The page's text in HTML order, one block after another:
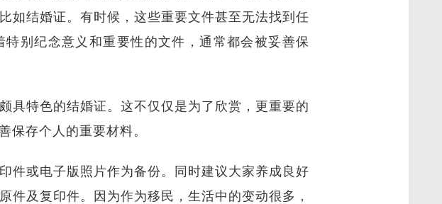
如结婚证。有时候，这些重要文件甚至无法找到任
别纪念意义和重要性的文件，通常都会被妥善保
具特色的结婚证。这不仅仅是为了欣赏，更重要的
保存个人的重要材料。
件或电子版照片作为备份。同时建议大家养成良好
及复印件。因为作为移民，生活中的变动很多，